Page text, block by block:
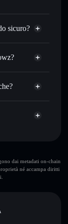
average su
senza
di
in un
sicuro?
privacy
Fellowz
Z Fellowz
dai metadati on-chain
né accampa diritti